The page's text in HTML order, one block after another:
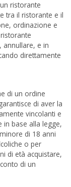
ristorante
tra il ristorante e il
ordinazione e
e in
direttamente
di un ordine
di aver la
vincolanti e
in base alla legge,
di 18 anni
o per
di età acquistare,
di un